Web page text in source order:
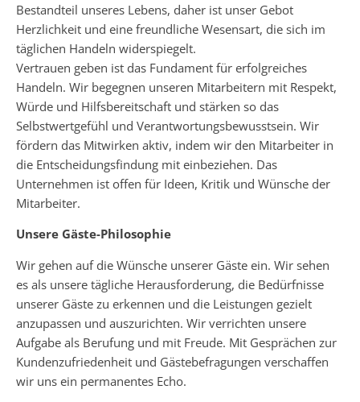
Bestandteil unseres Lebens, daher ist unser Gebot
Herzlichkeit und eine freundliche Wesensart, die sich im
täglichen Handeln widerspiegelt.
Vertrauen geben ist das Fundament für erfolgreiches
Handeln. Wir begegnen unseren Mitarbeitern mit Respekt,
Würde und Hilfsbereitschaft und stärken so das
Selbstwertgefühl und Verantwortungsbewusstsein. Wir
fördern das Mitwirken aktiv, indem wir den Mitarbeiter in
die Entscheidungsfindung mit einbeziehen. Das
Unternehmen ist offen für Ideen, Kritik und Wünsche der
Mitarbeiter.
Unsere Gäste-Philosophie
Wir gehen auf die Wünsche unserer Gäste ein. Wir sehen
es als unsere tägliche Herausforderung, die Bedürfnisse
unserer Gäste zu erkennen und die Leistungen gezielt
anzupassen und auszurichten. Wir verrichten unsere
Aufgabe als Berufung und mit Freude. Mit Gesprächen zur
Kundenzufriedenheit und Gästebefragungen verschaffen
wir uns ein permanentes Echo.